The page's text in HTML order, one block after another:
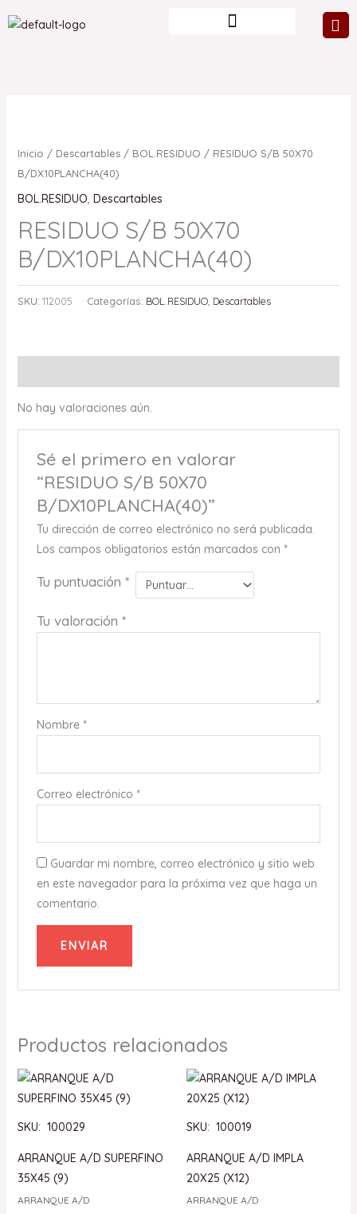
al
Inicio / Descartables/ BOL.RESIDUO / RESIDUO S/B 50X70
B/DX10PLANCHA(40)
BOL.RESIDUO, Descartables
RESIDUO S/B 50X70
B/DX10PLANCHA(40)
SKU: 112005 Categorías: BOL.RESIDUO, Descartables
No hay valoraciones aún.
Sé el primero en valorar
“RESIDUO S/B 50X70
B/DX10PLANCHA(40)”
Tu dirección de correo electrónico no será publicada.
Los campos obligatorios están marcados con *
Tu puntuación *
Tu valoración *
Nombre *
Correo electrónico *
Guardar mi nombre, correo electrónico y sitio web
en este navegador para la próxima vez que haga un
comentario.
Productos relacionados
SKU: 100029
ARRANQUE A/D SUPERFINO
35X45 (9)
ARRANQUE A/D
SKU: 100019
ARRANQUE A/D IMPLA
20X25 (X12)
ARRANQUE A/D